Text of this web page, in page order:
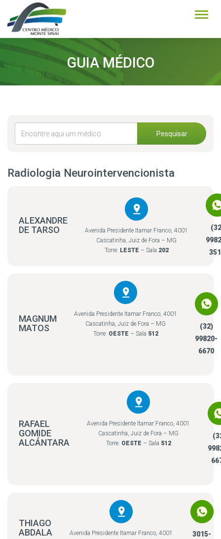
GUIA MÉDICO
Pesquisar
Radiologia Neurointervencionista
ALEXANDRE
DE TARSO
Avenida Presidente Itamar Franco, 4001
Cascatinha, Juiz de Fora – MG
Torre: LESTE – Sala 202
MAGNUM
MATOS
Avenida Presidente Itamar Franco, 4001
Cascatinha, Juiz de Fora – MG
Torre: OESTE – Sala 512
(32)
99820-
6670
RAFAEL
GOMIDE
ALCÁNTARA
Avenida Presidente Itamar Franco, 4001
Cascatinha, Juiz de Fora – MG
Torre: OESTE – Sala 512
THIAGO
ABDALA
Avenida Presidente Itamar Franco, 4001
3015-